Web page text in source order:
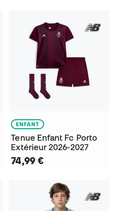
ENFANT
Tenue Enfant Fc Porto
Extérieur 2026-2027
74,99 €